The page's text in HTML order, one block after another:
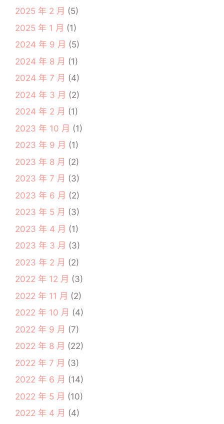
2025 年 2 月 (5)
2025 年 1 月 (1)
2024 年 9 月 (5)
2024 年 8 月 (1)
2024 年 7 月 (4)
2024 年 3 月 (2)
2024 年 2 月 (1)
2023 年 10 月 (1)
2023 年 9 月 (1)
2023 年 8 月 (2)
2023 年 7 月 (3)
2023 年 6 月 (2)
2023 年 5 月 (3)
2023 年 4 月 (1)
2023 年 3 月 (3)
2023 年 2 月 (2)
2022 年 12 月 (3)
2022 年 11 月 (2)
2022 年 10 月 (4)
2022 年 9 月 (7)
2022 年 8 月 (22)
2022 年 7 月 (3)
2022 年 6 月 (14)
2022 年 5 月 (10)
2022 年 4 月 (4)